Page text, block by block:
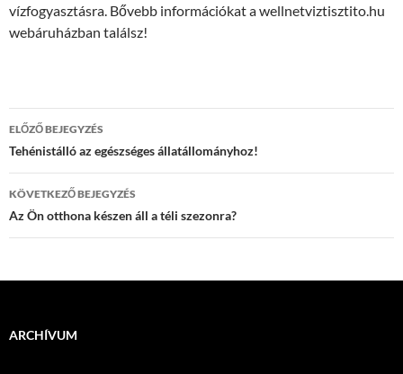
vízfogyasztásra. Bővebb információkat a wellnetviztisztito.hu
webáruházban találsz!
Bejegyzés
navigáció
ELŐZŐ BEJEGYZÉS
Tehénistálló az egészséges állatállományhoz!
KÖVETKEZŐ BEJEGYZÉS
Az Ön otthona készen áll a téli szezonra?
ARCHÍVUM